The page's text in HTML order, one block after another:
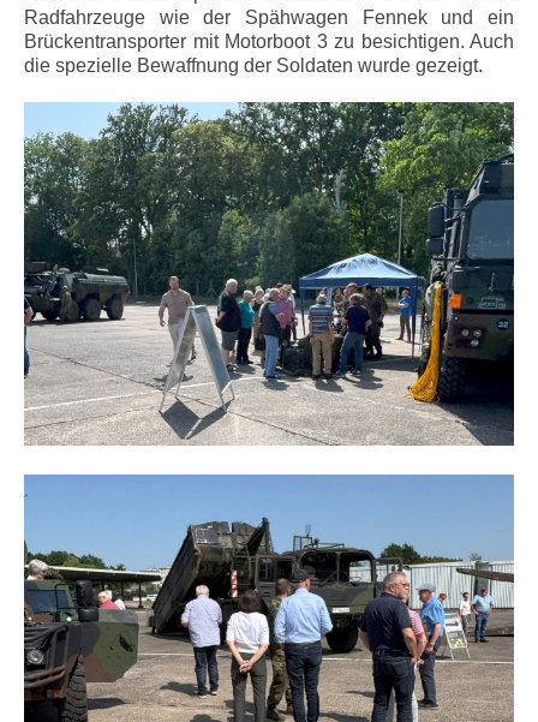
Radfahrzeuge wie der Spähwagen Fennek und ein
Brückentransporter mit Motorboot 3 zu besichtigen. Auch
die spezielle Bewaffnung der Soldaten wurde gezeigt.